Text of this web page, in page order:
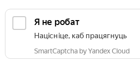
Я не робат
Націсніце, каб працягнуць
SmartCaptcha by Yandex Cloud